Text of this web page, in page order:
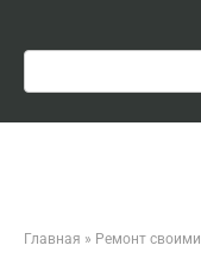
Поиск:
Главная » Ремонт